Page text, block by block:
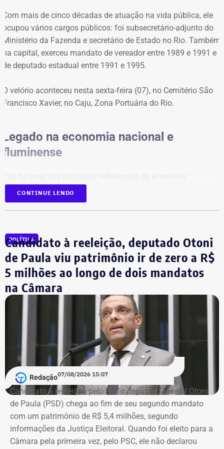
Já em 2020, quando concorreu pela primeira vez ao
cargo de vereador e terminou como suplente pelo
Patriota, o patrimônio declarado era composto apenas
por R$ 48 mil em poupança e R$ 12 mil em conta
Com mais de cinco décadas de atuação na vida pública, ele
ocupou vários cargos públicos: foi subsecretário-adjunto do
Ministério da Fazenda e secretário de Estado no Rio. Também
na capital, exerceu mandato de vereador entre 1989 e 1991 e
de deputado estadual entre 1991 e 1995.
O velório aconteceu nesta sexta-feira (07), no Cemitério São
Francisco Xavier, no Caju, Zona Portuária do Rio.
Legado na economia nacional e
fluminense
brasileira, com atuação de destaque na formulação de
políticas de desenvolvimento econômico para o estado do
redução da burocracia e o fortalecimento dos pequenos
empreendedores.
O economista também ocupava a vice-presidência da
Sociedade Nacional de Agricultura; integrava a Academia
Nacional de Agricultura; e era membro do Instituto Brasileiro
de Economia, da Fundação Getulio Vargas (FGV).
Governo do estado emitiu nota de pesar
Em nota, o governador em exercício do Rio, Ricardo Couto,
manifestou solidariedade aos familiares e amigos do
economista.
“O Brasil perde um dos grandes nomes da economia e da
formulação de políticas públicas voltadas ao
CONTINUE LENDO
POLÍTICA
Candidato à reeleição, deputado Otoni
de Paula viu patrimônio ir de zero a R$
5 milhões ao longo de dois mandatos
na Câmara
Redação07/08/2026 15:07
Candidato à reeleição pelo Rio, o deputado federal Otoni
de Paula (PSD) chega ao fim de seu segundo mandato
com um patrimônio de R$ 5,4 milhões, segundo
informações da Justiça Eleitoral. Quando foi eleito para a
Câmara pela primeira vez, pelo PSC, ele não declarou